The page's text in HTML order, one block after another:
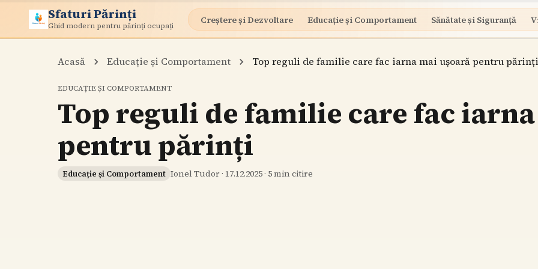
Sfaturi Părinți
Ghid modern pentru părinți ocupați Creștere și Dezvoltare Educație și Comportament Sănătate și Siguranță
Acasă Educație și Comportament Top reguli de familie care fac iarna mai ușoară pentru părinți
EDUCAȚIE ȘI COMPORTAMENT
Top reguli de familie care fac
pentru părinți
Educație și Comportament Ionel Tudor · 17.12.2025 · 5min citire